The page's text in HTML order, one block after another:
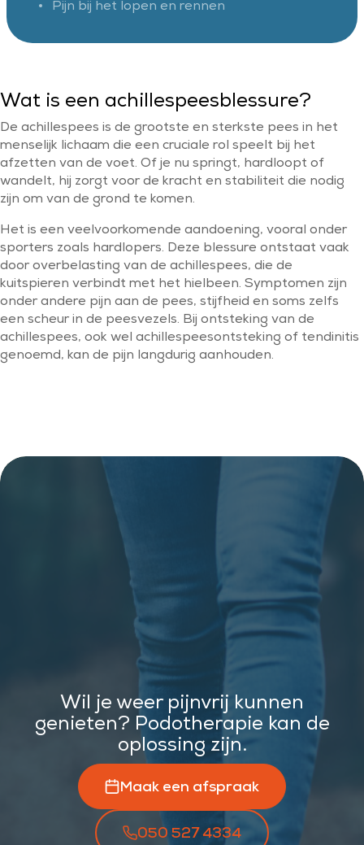
Pijn bij het lopen en rennen
Wat is een achillespeesblessure?
De achillespees is de grootste en sterkste pees in het
menselijk lichaam die een cruciale rol speelt bij het
afzetten van de voet. Of je nu springt, hardloopt of
wandelt, hij zorgt voor de kracht en stabiliteit die nodig
zijn om van de grond te komen.
Het is een veelvoorkomende aandoening, vooral onder
sporters zoals hardlopers. Deze blessure ontstaat vaak
door overbelasting van de achillespees, die de
kuitspieren verbindt met het hielbeen. Symptomen zijn
onder andere pijn aan de pees, stijfheid en soms zelfs
een scheur in de peesvezels. Bij ontsteking van de
achillespees, ook wel achillespeesontsteking of tendinitis
genoemd, kan de pijn langdurig aanhouden.
Wil je weer pijnvrij kunnen
genieten? Podotherapie kan de
oplossing zijn.
Maak een afspraak
050 527 4334